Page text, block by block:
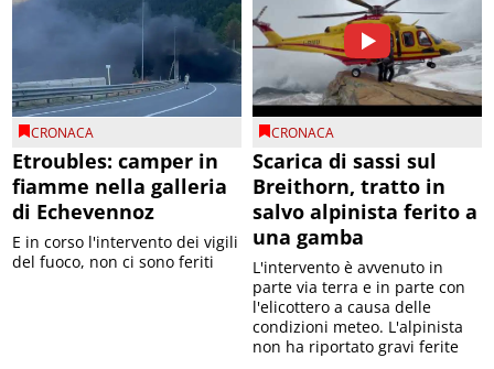
CRONACA
Etroubles: camper in
fiamme nella galleria
di Echevennoz
E in corso l'intervento dei vigili
del fuoco, non ci sono feriti
CRONACA
Scarica di sassi sul
Breithorn, tratto in
salvo alpinista ferito a
una gamba
L'intervento è avvenuto in
parte via terra e in parte con
l'elicottero a causa delle
condizioni meteo. L'alpinista
non ha riportato gravi ferite